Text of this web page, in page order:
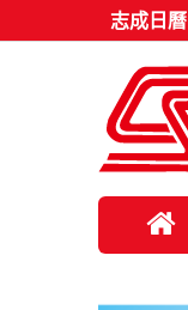
志成日曆